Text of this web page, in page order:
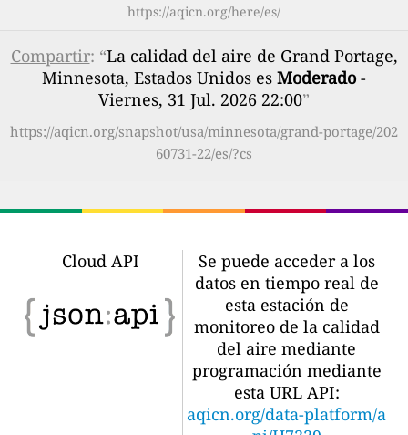
https://aqicn.org/here/es/
Compartir: “La calidad del aire de Grand Portage,
Minnesota, Estados Unidos es Moderado-
Viernes, 31 Jul. 2026 22:00”
https://aqicn.org/snapshot/usa/minnesota/grand-portage/202
60731-22/es/?cs
Cloud API
Se puede acceder a los
datos en tiempo real de
esta estación de
monitoreo de la calidad
del aire mediante
programación mediante
esta URL API:
aqicn.org/data-platform/a